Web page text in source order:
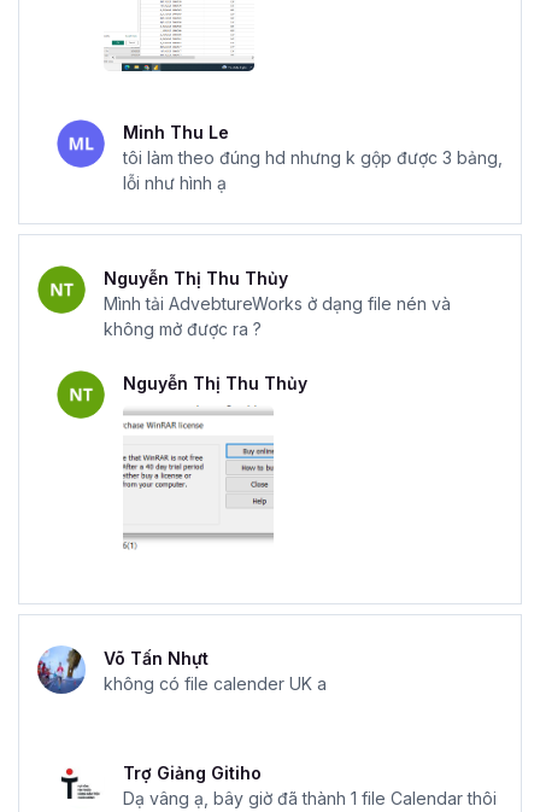
Minh Thu Le
tôi làm theo đúng hd nhưng k gộp được 3 bảng,
lỗi như hình ạ
Nguyễn Thị Thu Thủy
Mình tải AdvebtureWorks ở dạng file nén và
không mở được ra ?
Nguyễn Thị Thu Thủy
Võ Tấn Nhựt
không có file calender UK a
Trợ Giảng Gitiho
Dạ vâng ạ, bây giờ đã thành 1 file Calendar thôi